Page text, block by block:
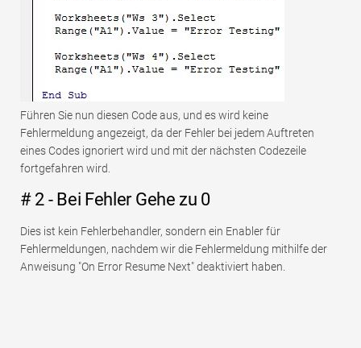
Führen Sie nun diesen Code aus, und es wird keine
Fehlermeldung angezeigt, da der Fehler bei jedem Auftreten
eines Codes ignoriert wird und mit der nächsten Codezeile
fortgefahren wird.
# 2 - Bei Fehler Gehe zu 0
Dies ist kein Fehlerbehandler, sondern ein Enabler für
Fehlermeldungen, nachdem wir die Fehlermeldung mithilfe der
Anweisung "On Error Resume Next" deaktiviert haben.